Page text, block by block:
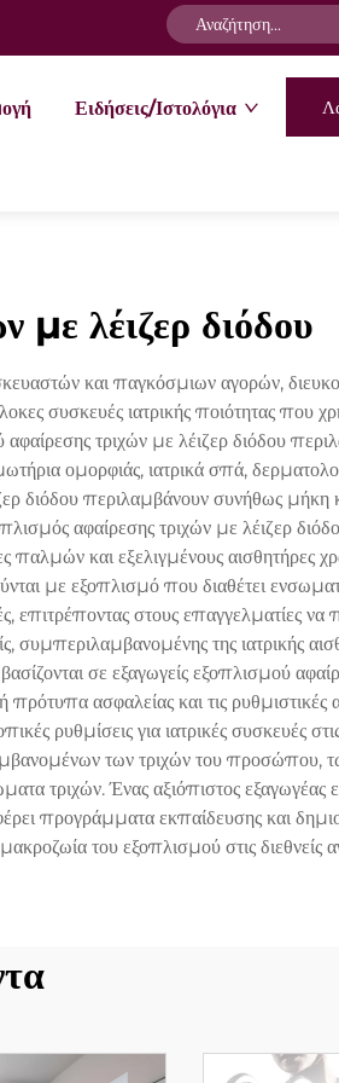
Ειδήσεις/Ιστολόγια
με λέιζερ διόδου
και παγκόσμιων αγορών,
συσκευές ιατρικής ποιότητας που
τριχών με λέιζερ διόδου
ομορφιάς, ιατρικά σπά,
διόδου περιλαμβάνουν συνήθως
αφαίρεσης τριχών με λέιζερ
παλμών και εξελιγμένους αισθητήρες
με εξοπλισμό που διαθέτει
επιτρέποντας στους επαγγελματίες
της ιατρικής
σε εξαγωγείς εξοπλισμού
ασφαλείας και τις ρυθμιστικές
ρυθμίσεις για ιατρικές συσκευές
των τριχών του προσώπου,
τριχών. Ένας αξιόπιστος εξαγωγέας
προγράμματα εκπαίδευσης και
του εξοπλισμού στις διεθνείς